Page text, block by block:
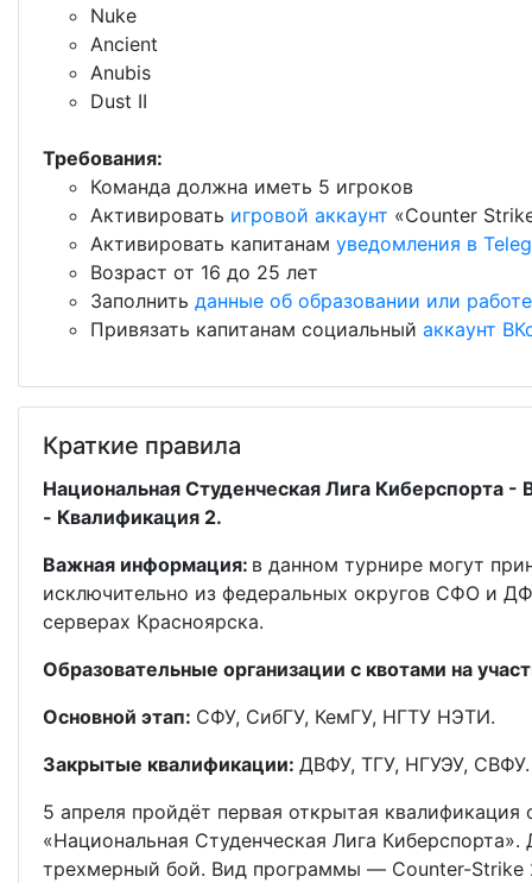
Nuke
Ancient
Anubis
Dust II
Требования:
Команда должна иметь 5 игроков
Активировать игровой аккаунт «Counter
Активировать капитанам уведомления в
Возраст от 16 до 25 лет
Заполнить данные об образовании или работе
Привязать капитанам социальный аккаунт
Краткие правила
Национальная Студенческая Лига Киберспорта
- Квалификация 2.
Важная информация: в данном турнире могут
исключительно из федеральных округов СФО и
серверах Красноярска.
Образовательные организации с квотами на
Основной этап: СФУ, СибГУ, КемГУ, НГТУ НЭТИ.
Закрытые квалификации: ДВФУ, ТГУ, НГУЭУ, СВФУ.
5 апреля пройдёт первая открытая квалификация
«Национальная Студенческая Лига
трехмерный бой. Вид программы — Counter-Strike